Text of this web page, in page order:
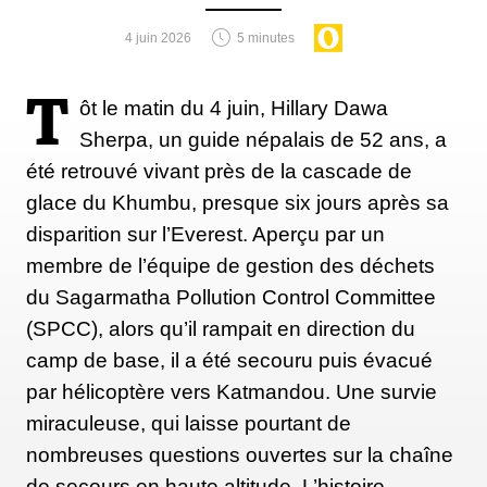
pensais que cette conclusion susciterait davantage de
réactions", confie-t-il. "Car c'est un sujet brûlant et
question".
Steven Schmidt et son équipe sont des experts
mondiaux en ce qui concerne la survie des micro-
organismes dans les environnements les plus
extrêmes de la Terre. Au cours des dernières années,
ils ont analysé des sols provenant du sommet de
stratovolcans péruviens, de régions inexplorées de
l'Antarctique et de la zone la plus sèche de la
planète. Jamais auparavant l'équipe - ni personne
d'autre d'ailleurs - n'avait étudié de prélèvements
4 juin 2026 5 minutes
T ôt le matin du 4 juin, Hillary Dawa
Sherpa, un guide népalais de 52 ans, a
été retrouvé vivant près de la cascade de
glace du Khumbu, presque six jours après sa
disparition sur l’Everest. Aperçu par un
membre de l’équipe de gestion des déchets
du Sagarmatha Pollution Control Committee
(SPCC), alors qu’il rampait en direction du
camp de base, il a été secouru puis évacué
par hélicoptère vers Katmandou. Une survie
miraculeuse, qui laisse pourtant de
nombreuses questions ouvertes sur la chaîne